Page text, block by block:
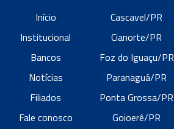
Início
Institucional
Bancos
Notícias
Filiados
Fale conosco
Cascavel/PR
Cianorte/PR
Foz do Iguaçu/PR
Paranaguá/PR
Ponta Grossa/PR
Goioerê/PR